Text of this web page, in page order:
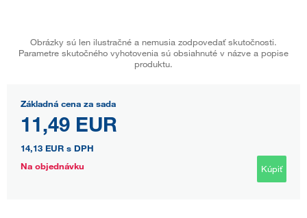
Obrázky sú len ilustračné a nemusia zodpovedať skutočnosti.
Parametre skutočného vyhotovenia sú obsiahnuté v názve a popise
produktu.
Základná cena za sada
11,49 EUR
14,13 EUR s DPH
Na objednávku
Kúpiť